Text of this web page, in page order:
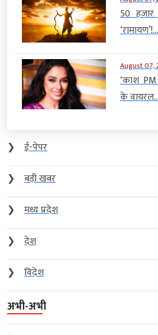
50 हजार
‘रामायण’!...
August 07,
‘काश PM
के
❯
ई-पेपर
❯
बड़ी खबर
❯
मध्य प्रदेश
❯
देश
❯
विदेश
अभी-अभी